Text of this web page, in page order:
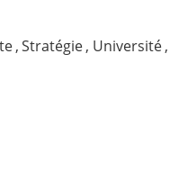
,Stratégie, Université,